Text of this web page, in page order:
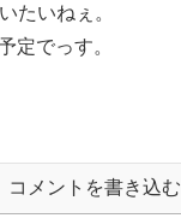
たいねぇ。
定でっす。
コメントを書き込む